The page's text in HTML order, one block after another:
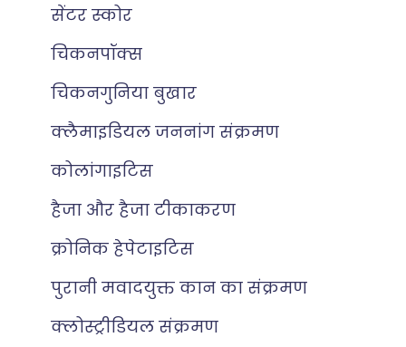
सेंटर स्कोर
चिकनपॉक्स
चिकनगुनिया बुखार
क्लैमाइडियल जननांग संक्रमण
कोलांगाइटिस
हैजा और हैजा टीकाकरण
क्रोनिक हेपेटाइटिस
पुरानी मवादयुक्त कान का संक्रमण
क्लोस्ट्रीडियल संक्रमण